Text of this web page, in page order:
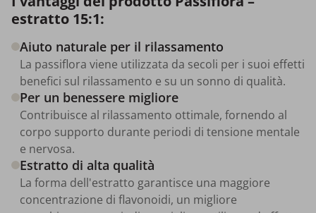
estratto 15:1:
Aiuto naturale per il rilassamento
La passiflora viene utilizzata da secoli per i suoi effetti
benefici sul rilassamento e su un sonno di qualità.
Per un benessere migliore
Contribuisce al rilassamento ottimale, fornendo al
corpo supporto durante periodi di tensione mentale
e nervosa.
Estratto di alta qualità
La forma dell'estratto garantisce una maggiore
concentrazione di flavonoidi, un migliore